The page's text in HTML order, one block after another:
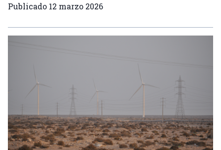
Publicado 12 marzo 2026